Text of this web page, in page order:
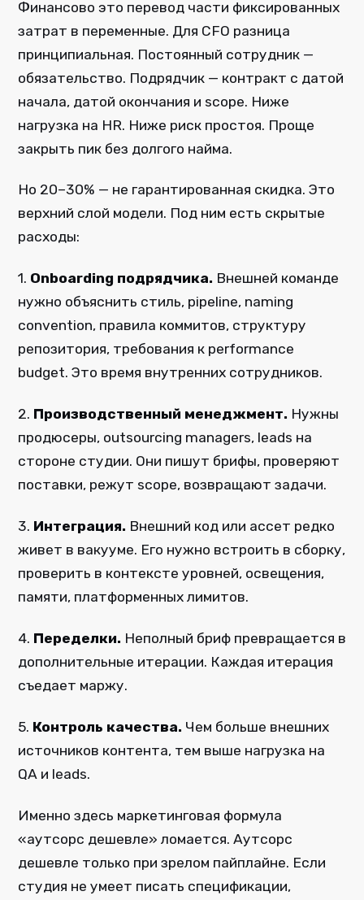
Финансово это перевод части фиксированных
затрат в переменные. Для CFO разница
принципиальная. Постоянный сотрудник —
обязательство. Подрядчик — контракт с датой
начала, датой окончания и scope. Ниже
нагрузка на HR. Ниже риск простоя. Проще
закрыть пик без долгого найма.
Но 20–30% — не гарантированная скидка. Это
верхний слой модели. Под ним есть скрытые
расходы:
1. Onboarding подрядчика. Внешней команде
нужно объяснить стиль, pipeline, naming
convention, правила коммитов, структуру
репозитория, требования к performance
budget. Это время внутренних сотрудников.
2. Производственный менеджмент. Нужны
продюсеры, outsourcing managers, leads на
стороне студии. Они пишут брифы, проверяют
поставки, режут scope, возвращают задачи.
3. Интеграция. Внешний код или ассет редко
живет в вакууме. Его нужно встроить в сборку,
проверить в контексте уровней, освещения,
памяти, платформенных лимитов.
4. Переделки. Неполный бриф превращается в
дополнительные итерации. Каждая итерация
съедает маржу.
5. Контроль качества. Чем больше внешних
источников контента, тем выше нагрузка на
QA и leads.
Именно здесь маркетинговая формула
«аутсорс дешевле» ломается. Аутсорс
дешевле только при зрелом пайплайне. Если
студия не умеет писать спецификации,